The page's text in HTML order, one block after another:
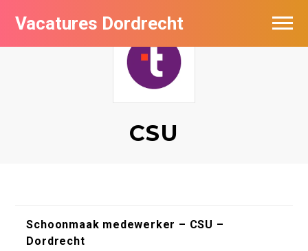
Vacatures Dordrecht
CSU
Schoonmaak medewerker – CSU –
Dordrecht
Vacatures per bedrijf
De populairste vacatures in Dordrecht